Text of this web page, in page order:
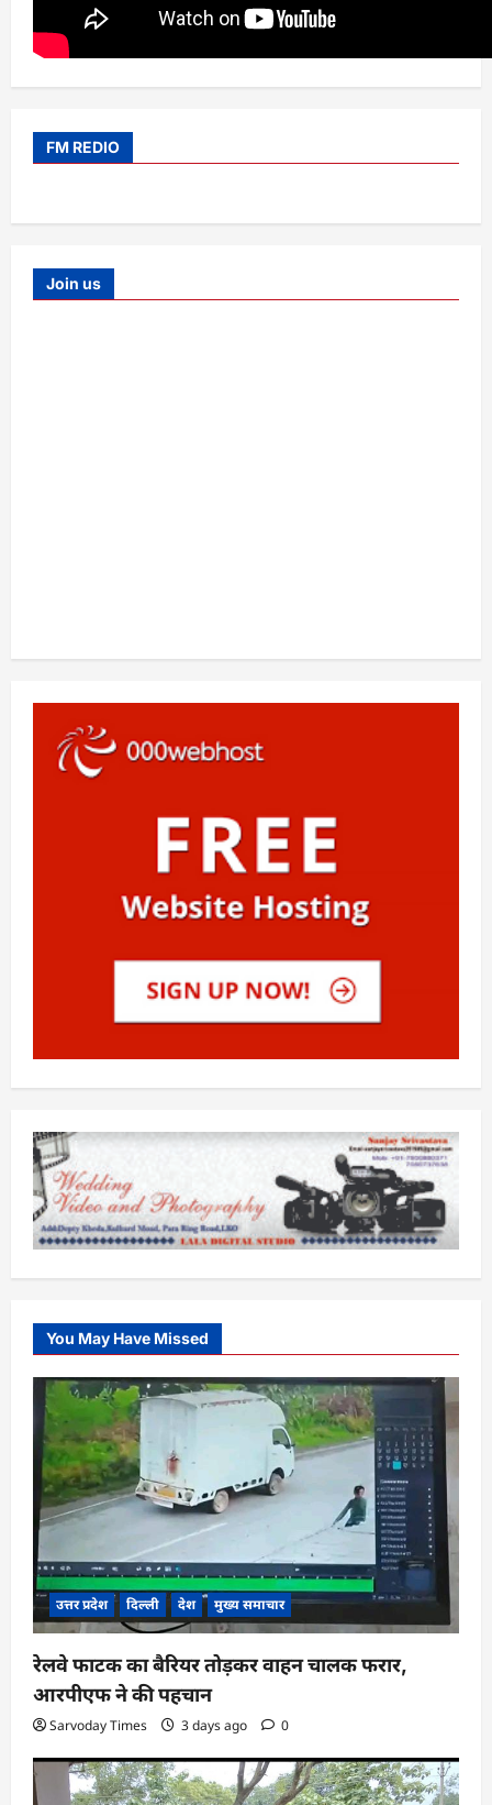
FM REDIO
Join us
You May Have Missed
उत्तर प्रदेश दिल्ली देश मुख्य समाचार
रेलवे फाटक का बैरियर तोड़कर वाहन चालक फरार,
आरपीएफ ने की पहचान
Sarvoday Times 3 days ago 0